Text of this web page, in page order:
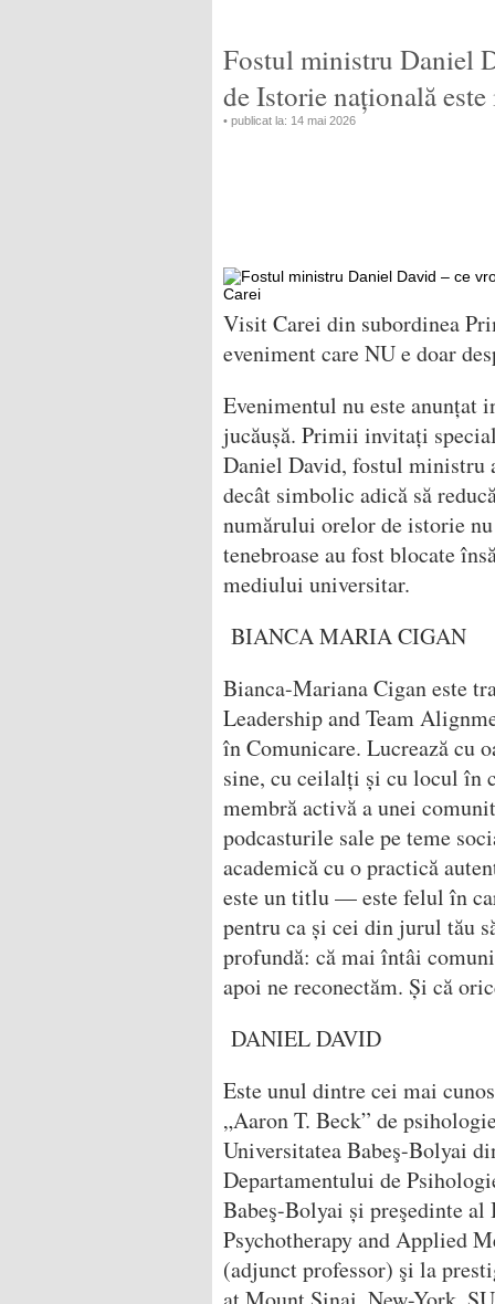
Fostul ministru Daniel
de Istorie națională
• publicat la: 14 mai 2026
Visit Carei din subordinea
eveniment care NU e doar
Evenimentul nu este anunțat
jucăușă. Primii invitați
Daniel David, fostul ministru
decât simbolic adică să
numărului orelor de istorie
tenebroase au fost blocate
mediului universitar.
BIANCA MARIA CIGAN
Bianca-Mariana Cigan este
Leadership and Team
în Comunicare. Lucrează cu
sine, cu ceilalți și cu locul în
membră activă a unei
podcasturile sale pe teme
academică cu o practică
este un titlu — este felul în
pentru ca și cei din jurul tău
profundă: că mai întâi
apoi ne reconectăm. Și că
DANIEL DAVID
Este unul dintre cei mai
„Aaron T. Beck” de
Universitatea Babeş-Bolyai
Departamentului de
Babeş-Bolyai și preşedinte
Psychotherapy and Applied
(adjunct professor) şi la